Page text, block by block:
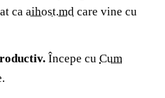
caaihost.md care vine cu
Începe cuCum
.